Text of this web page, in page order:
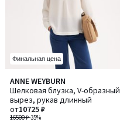
Финальная цена
ANNE WEYBURN
Шелковая блузка, V-образный
вырез, рукав длинный
16500 ₽-35%
от10725 ₽
5
/
5